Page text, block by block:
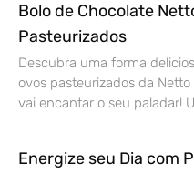
Bolo de Chocolate
Pasteurizados
Descubra uma forma
ovos pasteurizados da
vai encantar o seu paladar!
Energize seu Dia com